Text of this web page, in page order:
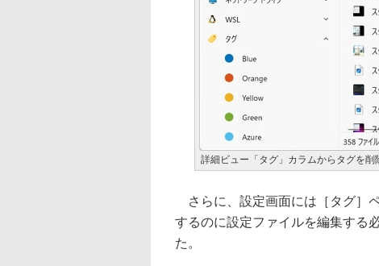
詳細ビュー「タグ」カラムからタグを削
さらに、設定画面には［タグ］
するのに設定ファイルを編集する
た。